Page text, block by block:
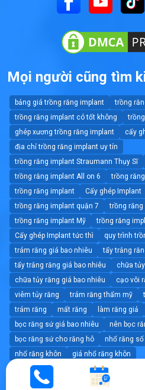
Mọi người cũng tìm
bảng giá trồng răng implant
trồng
trồng răng implant có tốt không
ghép xương trồng răng implant
cấy
địa chỉ trồng răng implant uy tín
trồng răng implant Straumann Thụy Sĩ
trồng răng implant All on 6
trồng
trồng răng implant
Cấy ghép Implant
trồng răng implant quận 7
trồng răng
trồng răng implant Mỹ
trồng răng
Cấy ghép Implant tức thì
quy trình
trám răng giá bao nhiêu
tẩy trắng
tẩy trắng răng giá bao nhiêu
chữa
chữa tủy răng giá bao nhiêu
cạo vôi
viêm tủy răng
trám răng thẩm mỹ
trám răng
mất răng làm răng giả
bọc răng sứ giá bao nhiêu
nên bọc
bọc răng sứ cho răng hô
nhổ răng số
nhổ răng khôn
giá nhổ răng khôn
nhổ răng không đau tốt nhất tphcm
dán sứ veneer giá bao nhiêu
dán sứ